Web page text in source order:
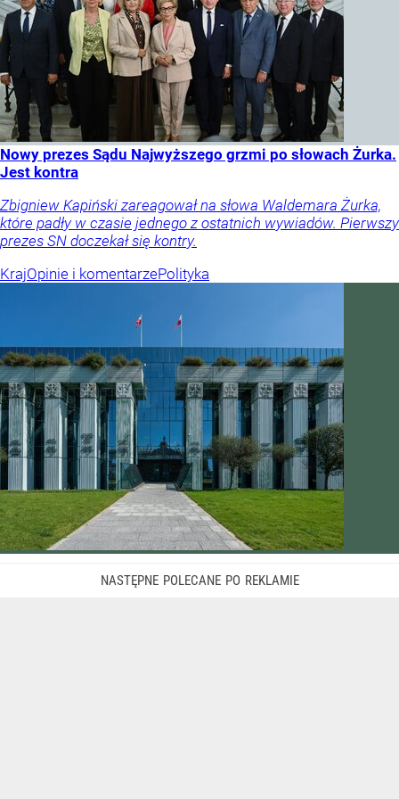
Nowy prezes Sądu Najwyższego grzmi po słowach Żurka.
Jest kontra
Zbigniew Kapiński zareagował na słowa Waldemara Żurka,
które padły w czasie jednego z ostatnich wywiadów. Pierwszy
prezes SN doczekał się kontry.
KrajOpinie i komentarzePolityka